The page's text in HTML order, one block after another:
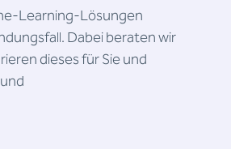
Learning-Lösungen
Dabei beraten wir
dieses für Sie und